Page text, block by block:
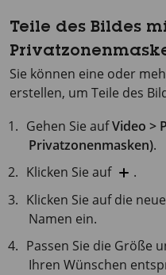
Teile des Bildes
Sie können eine oder
erstellen, um Teile des
Gehen Sie aufVideo >
Privatzonenmasken).
Klicken Sie auf
.
Klicken Sie auf die
Namen ein.
Passen Sie die Größe
Ihren Wünschen